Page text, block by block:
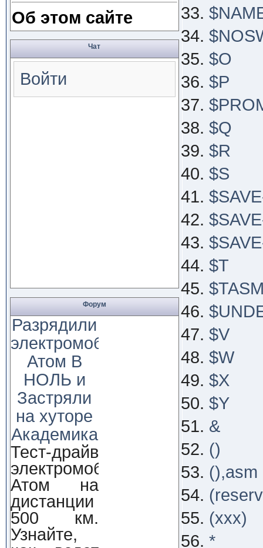
Об этом сайте
Чат
Войти
Форум
Разрядили
электромобиль
Атом В
НОЛЬ и
Застряли
на хуторе
Академика
Тест-драйв
электромобиля
Атом на
дистанции
500 км.
Узнайте,
$O
$P
$Q
$R
$S
$T
$V
$W
$X
$Y
&
()
(),asm
(xxx)
*